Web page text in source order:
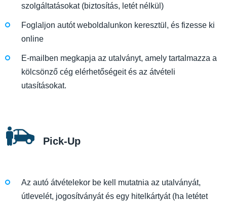
szolgáltatásokat (biztosítás, letét nélkül)
Foglaljon autót weboldalunkon keresztül, és fizesse ki
online
E-mailben megkapja az utalványt, amely tartalmazza a
kölcsönző cég elérhetőségeit és az átvételi
utasításokat.
Pick-Up
Az autó átvételekor be kell mutatnia az utalványát,
útlevelét, jogosítványát és egy hitelkártyát (ha letétet